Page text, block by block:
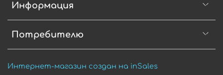
Информация
Потребителю
Интернет-магазин создан на inSales